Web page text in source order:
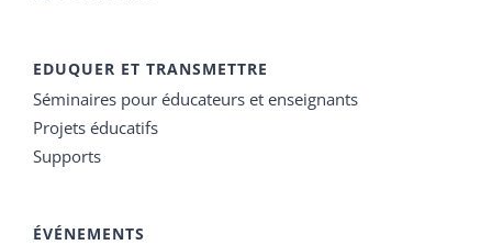
EDUQUER ET TRANSMETTRE
Séminaires pour éducateurs et enseignants
Projets éducatifs
Supports
ÉVÉNEMENTS